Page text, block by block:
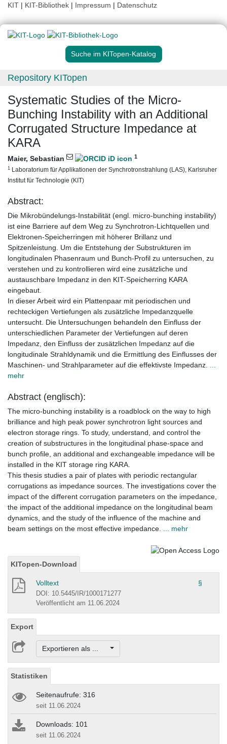
KIT | KIT-Bibliothek | Impressum | Datenschutz
Suche im KITopen-Katalog
Repository KITopen
Systematic Studies of the Micro-
Bunching Instability with an Additional
Corrugated Structure Impedance at
KARA
Maier, Sebastian 1
1 Laboratorium für Applikationen der Synchrotronstrahlung (LAS), Karlsruher
Institut für Technologie (KIT)
Abstract:
Die Mikrobündelungs-Instabilität (engl. micro-bunching instability)
ist eine Barriere auf dem Weg zu Synchrotron-Lichtquellen und
Elektronen-Speicherringen mit höherer Brillanz und
Spitzenleistung. Um die Entstehung der Substrukturen im
longitudinalen Phasenraum und Bunch-Profil zu untersuchen, zu
verstehen und zu kontrollieren wird eine zusätzliche und
austauschbare Impedanz in den KIT-Speicherring KARA
eingebaut.
In dieser Arbeit wird ein Plattenpaar mit periodischen und
rechteckigen Vertiefungen als zusätzliche Impedanzquelle
untersucht. Die Untersuchungen behandeln den Einfluss der
unterschiedlichen Parameter der Vertiefungen auf deren
Impedanz, den Einfluss der zusätzlichen Impedanz auf die
longitudinale Strahldynamik und die Ermittlung des Einflusses der
Maschinen- und Strahlparameter auf die effektivste Impedanz.
mehr
Abstract (englisch):
The micro-bunching instability is a roadblock on the way to high
brilliance and high peak power synchrotron light sources and
electron storage rings. To study, understand, and control the
creation of substructures in the longitudinal phase-space and
bunch profile, an additional and exchangeable impedance will be
installed in the KIT storage ring KARA.
This thesis studies a pair of plates with periodic rectangular
corrugations as impedance sources. The investigations cover the
impact of the different corrugation parameters on the impedance,
the impact of the additional impedance on the longitudinal beam
dynamics, and the study of the influence of the machine and
beam settings on the most effective impedance.
... mehr
KITopen-Download
Volltext §
DOI: 10.5445/IR/1000171277
Veröffentlicht am 11.06.2024
Export
Exportieren als ...
Statistiken
Seitenaufrufe: 316
seit 11.06.2024
Downloads: 101
seit 11.06.2024